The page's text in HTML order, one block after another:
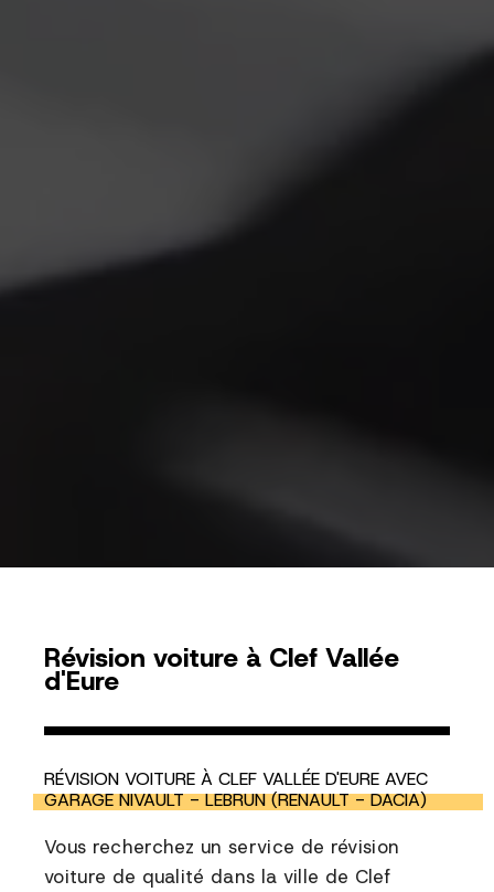
Révision voiture à Clef Vallée
d'Eure
RÉVISION VOITURE À CLEF VALLÉE D'EURE AVEC
GARAGE NIVAULT - LEBRUN (RENAULT - DACIA)
Vous recherchez un service de révision
voiture de qualité dans la ville de Clef